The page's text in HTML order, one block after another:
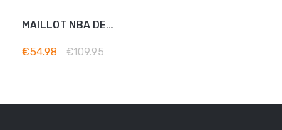
MAILLOT NBA DENNIS RODMAN...
€54.98 €109.95
ADD TO BASKET